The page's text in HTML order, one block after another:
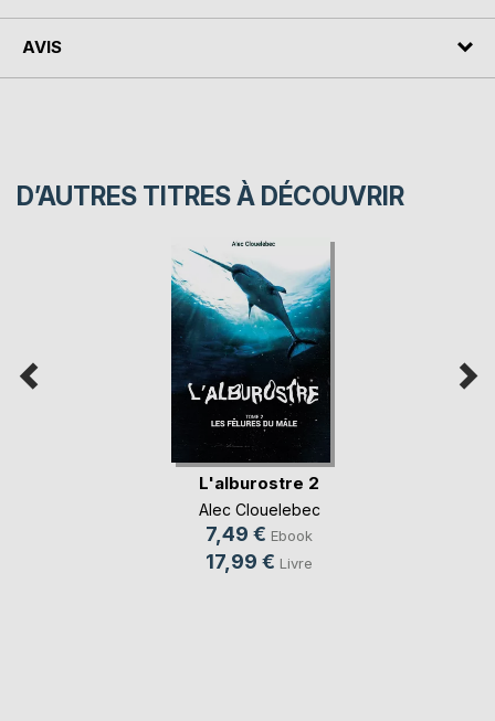
AVIS
D’AUTRES TITRES À DÉCOUVRIR
L'alburostre 2
Alec Clouelebec
7,49 € Ebook
17,99 € Livre